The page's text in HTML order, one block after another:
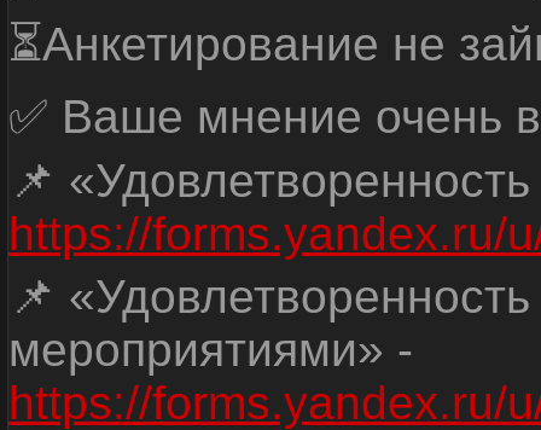
⏳Анкетирование не
✅ Ваше мнение очень
📌
https://forms.yandex.ru/
📌
мероприятиями» -
https://forms.yandex.ru/